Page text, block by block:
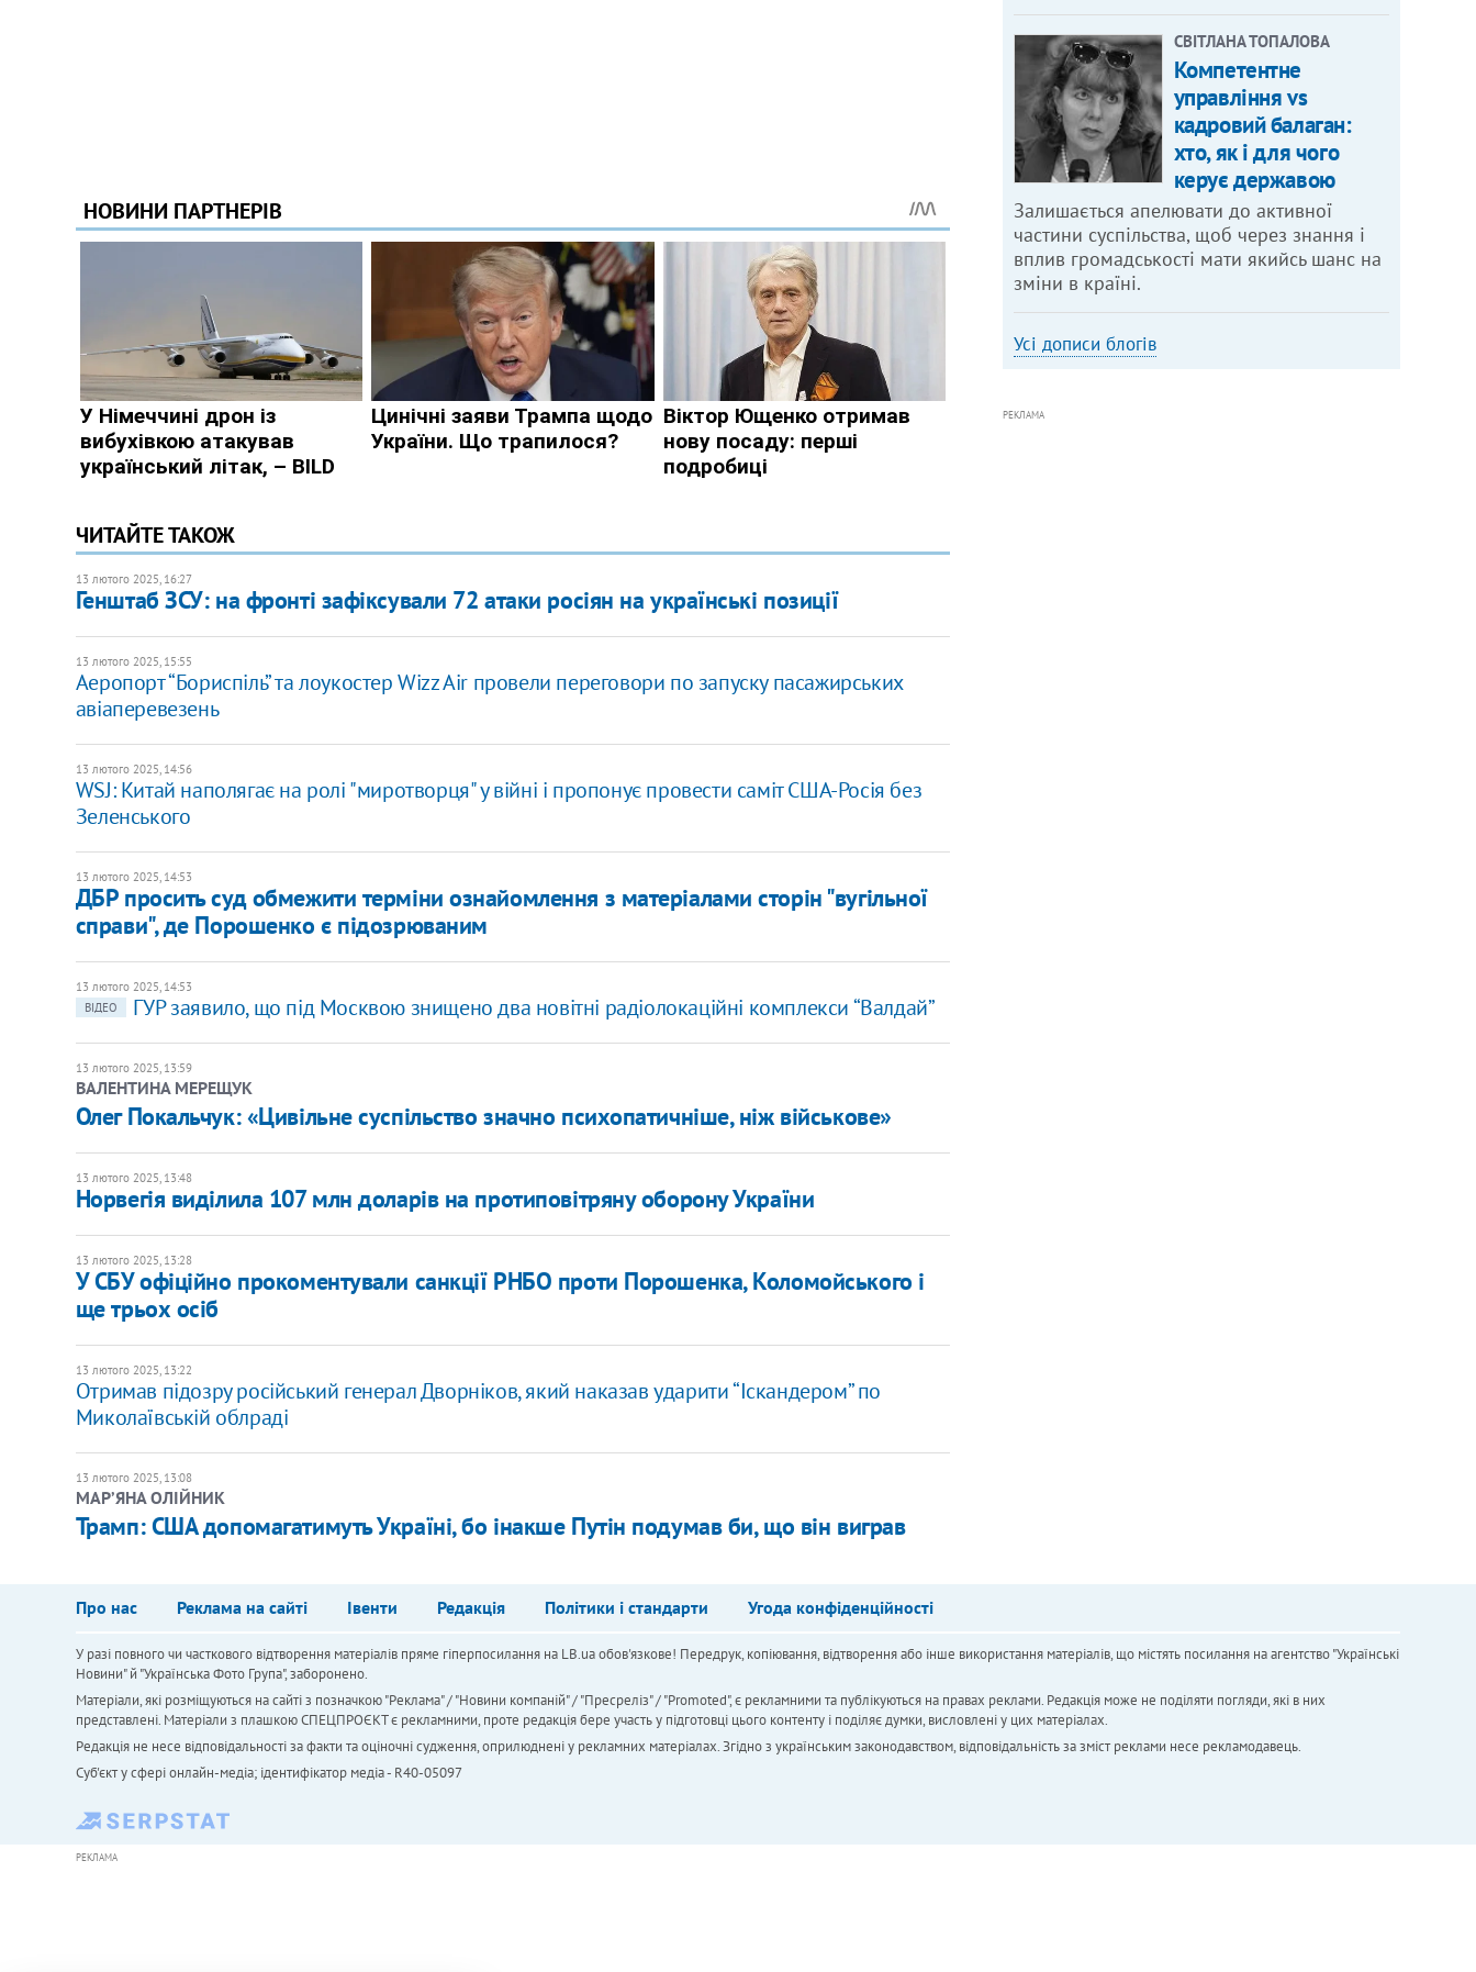
ЧИТАЙТЕ ТАКОЖ
13 лютого 2025, 16:27
Генштаб ЗСУ: на фронті зафіксували 72 атаки росіян на українські позиції
13 лютого 2025, 15:55
Аеропорт “Бориспіль” та лоукостер Wizz Air провели переговори по запуску пасажирських
авіаперевезень
13 лютого 2025, 14:56
WSJ: Китай наполягає на ролі "миротворця" у війні і пропонує провести саміт США-Росія без
Зеленського
13 лютого 2025, 14:53
ДБР просить суд обмежити терміни ознайомлення з матеріалами сторін "вугільної
справи", де Порошенко є підозрюваним
13 лютого 2025, 14:53
ВІДЕО
ГУР заявило, що під Москвою знищено два новітні радіолокаційні комплекси “Валдай”
13 лютого 2025, 13:59
ВАЛЕНТИНА МЕРЕЩУК
Олег Покальчук: «Цивільне суспільство значно психопатичніше, ніж військове»
13 лютого 2025, 13:48
Норвегія виділила 107 млн доларів на протиповітряну оборону України
13 лютого 2025, 13:28
У СБУ офіційно прокоментували санкції РНБО проти Порошенка, Коломойського і
ще трьох осіб
13 лютого 2025, 13:22
Отримав підозру російський генерал Дворніков, який наказав ударити “Іскандером” по
Миколаївській облраді
13 лютого 2025, 13:08
МАРʼЯНА ОЛІЙНИК
Трамп: США допомагатимуть Україні, бо інакше Путін подумав би, що він виграв
СВІТЛАНА ТОПАЛОВА
Компетентне
управління vs
кадровий балаган:
хто, як і для чого
керує державою
Залишається апелювати до активної
частини суспільства, щоб через знання і
вплив громадськості мати якийсь шанс на
зміни в країні.
Усі дописи блогів
РЕКЛАМА
Про нас Реклама на сайті Івенти Редакція Політики і стандарти Угода конфіденційності
У разі повного чи часткового відтворення матеріалів пряме гіперпосилання на LB.ua обов'язкове! Передрук, копіювання, відтворення або інше використання матеріалів, що містять посилання на агентство "Українськi
Новини" й "Українська Фото Група", заборонено.
Матеріали, які розміщуються на сайті з позначкою "Реклама" / "Новини компаній" / "Пресреліз" / "Promoted", є рекламними та публікуються на правах реклами. Редакція може не поділяти погляди, які в них
представлені. Матеріали з плашкою СПЕЦПРОЄКТ є рекламними, проте редакція бере участь у підготовці цього контенту і поділяє думки, висловлені у цих матеріалах.
Редакція не несе відповідальності за факти та оціночні судження, оприлюднені у рекламних матеріалах. Згідно з українським законодавством, відповідальність за зміст реклами несе рекламодавець.
Cуб'єкт у сфері онлайн-медіа; ідентифікатор медіа - R40-05097
РЕКЛАМА